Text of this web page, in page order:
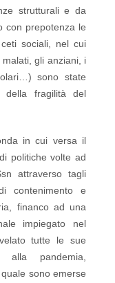
strutturali e da
con prepotenza le
sociali, nel cui
gli anziani, i
sono state
della fragilità del
in cui versa il
politiche volte ad
attraverso tagli
contenimento e
financo ad una
impiegato nel
tutte le sue
alla pandemia,
sono emerse